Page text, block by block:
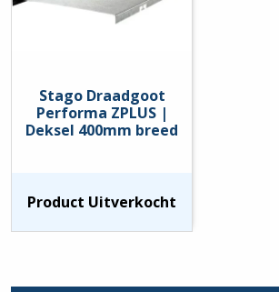
Stago Draadgoot
Performa ZPLUS |
Deksel 400mm breed
Product Uitverkocht